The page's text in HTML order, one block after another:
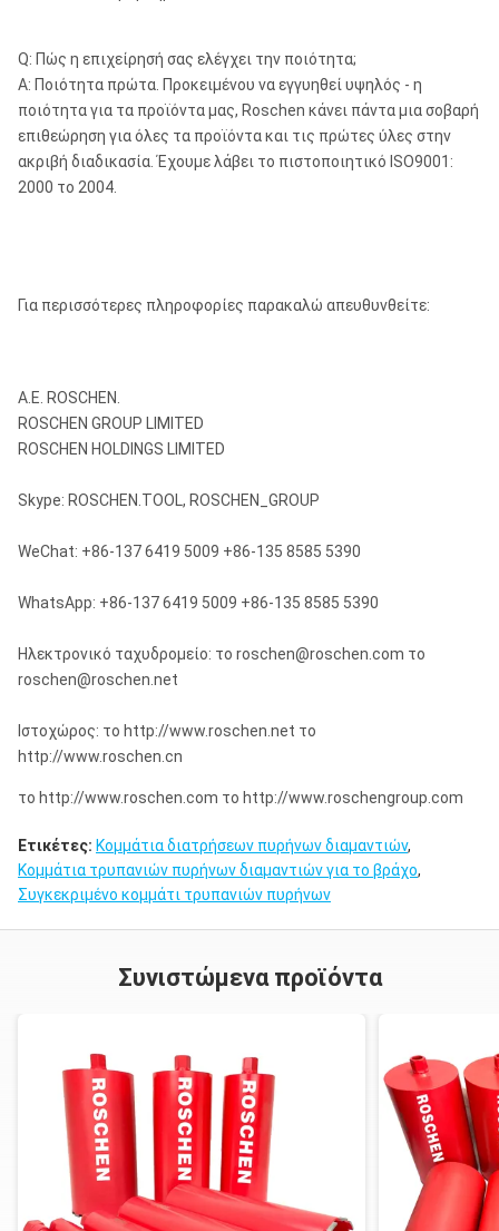
Q: Πώς η επιχείρησή σας ελέγχει την ποιότητα;
Α: Ποιότητα πρώτα. Προκειμένου να εγγυηθεί υψηλός - η
ποιότητα για τα προϊόντα μας, Roschen κάνει πάντα μια σοβαρή
επιθεώρηση για όλες τα προϊόντα και τις πρώτες ύλες στην
ακριβή διαδικασία. Έχουμε λάβει το πιστοποιητικό ISO9001:
2000 το 2004.
Για περισσότερες πληροφορίες παρακαλώ απευθυνθείτε:
Α.Ε. ROSCHEN.
ROSCHEN GROUP LIMITED
ROSCHEN HOLDINGS LIMITED
Skype: ROSCHEN.TOOL, ROSCHEN_GROUP
WeChat: +86-137 6419 5009 +86-135 8585 5390
WhatsApp: +86-137 6419 5009 +86-135 8585 5390
Ηλεκτρονικό ταχυδρομείο: το roschen@roschen.com το
roschen@roschen.net
Ιστοχώρος: το http://www.roschen.net το
http://www.roschen.cn
το http://www.roschen.com το http://www.roschengroup.com
Ετικέτες: Κομμάτια διατρήσεων πυρήνων διαμαντιών,
Κομμάτια τρυπανιών πυρήνων διαμαντιών για το βράχο,
Συγκεκριμένο κομμάτι τρυπανιών πυρήνων
Συνιστώμενα προϊόντα